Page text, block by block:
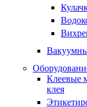
Клеевые
клея